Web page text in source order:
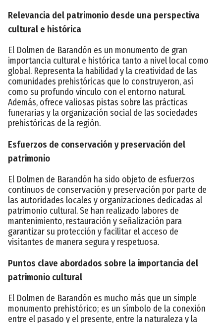
Relevancia del patrimonio desde una perspectiva
cultural e histórica
El Dolmen de Barandón es un monumento de gran
importancia cultural e histórica tanto a nivel local como
global. Representa la habilidad y la creatividad de las
comunidades prehistóricas que lo construyeron, así
como su profundo vínculo con el entorno natural.
Además, ofrece valiosas pistas sobre las prácticas
funerarias y la organización social de las sociedades
prehistóricas de la región.
Esfuerzos de conservación y preservación del
patrimonio
El Dolmen de Barandón ha sido objeto de esfuerzos
continuos de conservación y preservación por parte de
las autoridades locales y organizaciones dedicadas al
patrimonio cultural. Se han realizado labores de
mantenimiento, restauración y señalización para
garantizar su protección y facilitar el acceso de
visitantes de manera segura y respetuosa.
Puntos clave abordados sobre la importancia del
patrimonio cultural
El Dolmen de Barandón es mucho más que un simple
monumento prehistórico; es un símbolo de la conexión
entre el pasado y el presente, entre la naturaleza y la